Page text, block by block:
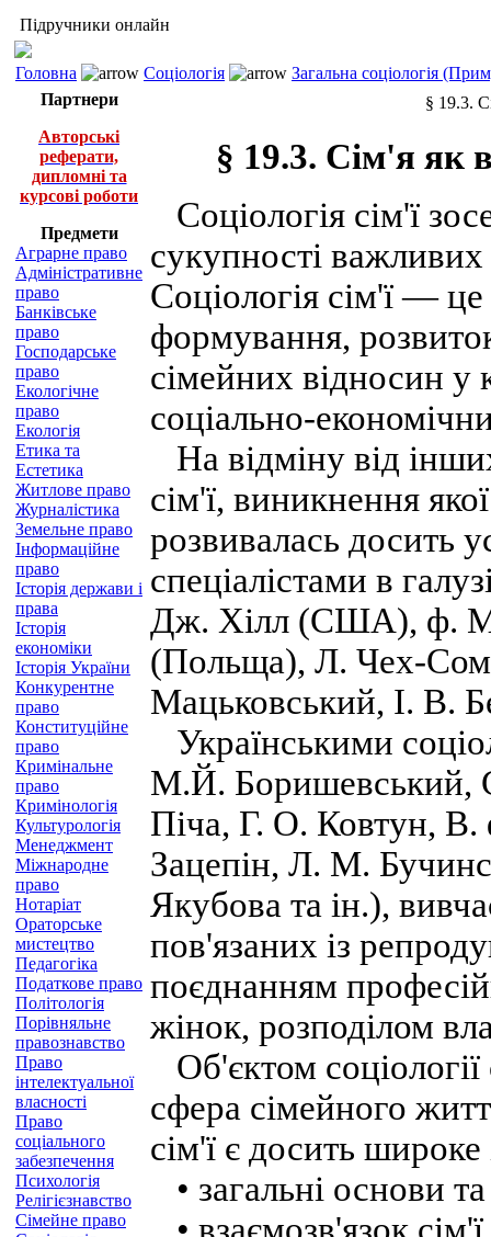
Підручники онлайн
Головна Соціологія
Загальна соціологія
Партнери
Авторські
реферати,
дипломні та
курсові роботи
Предмети
Аграрне право
Адміністративне
право
Банківське
право
Господарське
право
Екологічне
право
Екологія
Етика та
Естетика
Житлове право
Журналістика
Земельне право
Інформаційне
право
Історія держави і
права
Історія
економіки
Історія України
Конкурентне
право
Конституційне
право
Кримінальне
право
Кримінологія
Культурологія
Менеджмент
Міжнародне
право
Нотаріат
Ораторське
мистецтво
Педагогіка
Податкове право
Політологія
Порівняльне
правознавство
Право
інтелектуальної
власності
Право
соціального
забезпечення
Психологія
Релігієзнавство
Сімейне право
§ 19.3.
§ 19.3. Сім'я як
Соціологія сім'ї
сукупності
Соціологія сім'ї — це
формування,
сімейних відносин у
соціально-
На відміну від
сім'ї, виникнення
розвивалась досить
спеціалістами в
Дж. Хілл (США), ф.
(Польща), Л. Чех-
Мацьковський, І. В.
Українськими
М.Й. Боришевський,
Піча, Г. О. Ковтун, В.
Зацепін, Л. М.
Якубова та ін.),
пов'язаних із
поєднанням
жінок, розподілом
Об'єктом
сфера сімейного
сім'ї є досить широке
• загальні основи